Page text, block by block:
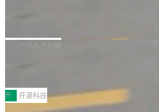
个主 agent 循环，外加一组后台 agent。这些后
库，并将作为transport接入Mooncake TENT。
MPComm将作为一种传输引擎接入Mooncake T
ENT，实现零拷贝传输性能提升30%、非零拷贝
白开水不加糖
型案例入选名单》，深信服“面向企业研发场景的
开源 AI 编程平台 CoStrict 应用”凭借卓越的技术
开 开源科技